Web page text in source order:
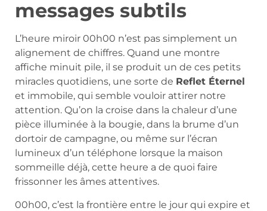
messages subtils
L’heure miroir 00h00 n’est pas simplement un
alignement de chiffres. Quand une montre
affiche minuit pile, il se produit un de ces petits
miracles quotidiens, une sorte de Reflet Éternel
et immobile, qui semble vouloir attirer notre
attention. Qu’on la croise dans la chaleur d’une
pièce illuminée à la bougie, dans la brume d’un
dortoir de campagne, ou même sur l’écran
lumineux d’un téléphone lorsque la maison
sommeille déjà, cette heure a de quoi faire
frissonner les âmes attentives.
00h00, c’est la frontière entre le jour qui expire et